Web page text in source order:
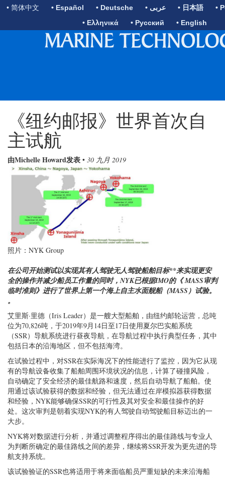
• 简体中文 • Español • Deutsche • عربى • 日本語
•
• Ελληνικά
• Русский • English
《纽约邮报》世界首次自
主试航
由Michelle Howard发表 • 30 九月 2019
照片：NYK Group
在公司开始测试以实现其有人驾驶无人驾驶船舶目标**来实现更安
全的操作并减少船员工作量的同时，NYK已根据IMO的《 MASS审判
临时准则》进行了世界上第一个海上自主水面舰船（MASS）试验。
。
艾里斯·里德（Iris Leader）是一艘大型船舶，由纽约邮轮运营，总吨
位为70,826吨，于2019年9月14日至17日使用夏尔巴实船系统
（SSR）导航系统进行昼夜导航，在导航过程中执行典型任务，其中
包括日本的沿海地区，但不包括海湾。
在试验过程中，对SSR在实际海况下的性能进行了监控，因为它从现
有的导航设备收集了船舶周围环境状况的信息，计算了碰撞风险，
自动确定了安全经济的最佳航路和速度，然后自动导航了船舶。使
用通过该试验获得的数据和经验，但无法通过在岸模拟器获得数据
和经验，NYK能够确保SSR的可行性及其对安全和最佳操作的好
处。这次审判是朝着实现NYK的有人驾驶自动驾驶船目标迈出的一
大步。
NYK将对数据进行分析，并通过调整程序得出的最佳路线与专业人
为判断所确定的最佳路线之间的差异，继续将SSR开发为更先进的导
航支持系统。
该试验验证的SSR也将适用于将来面临船员严重短缺的未来沿海船